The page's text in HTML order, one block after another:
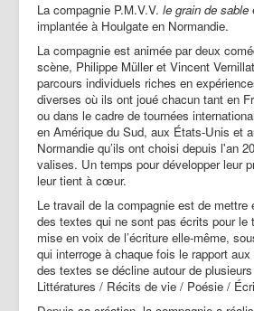
Rencontres d'été
Bibliothèque
Téléchargements
Partenaires | Liens
Presse | Archives
Contact
La compagnie P.M.V.V. le grain de sable
implantée à Houlgate en Normandie.
La compagnie est animée par deux
scène, Philippe Müller et Vincent
parcours individuels riches en
diverses où ils ont joué chacun tant en
ou dans le cadre de tournées
en Amérique du Sud, aux États-Unis et
Normandie qu’ils ont choisi depuis l'an
valises. Un temps pour développer leur
leur tient à cœur.
Le travail de la compagnie est de mettre
des textes qui ne sont pas écrits pour le
mise en voix de l’écriture elle-même,
qui interroge à chaque fois le rapport
des textes se décline autour de
Littératures / Récits de vie / Poésie /